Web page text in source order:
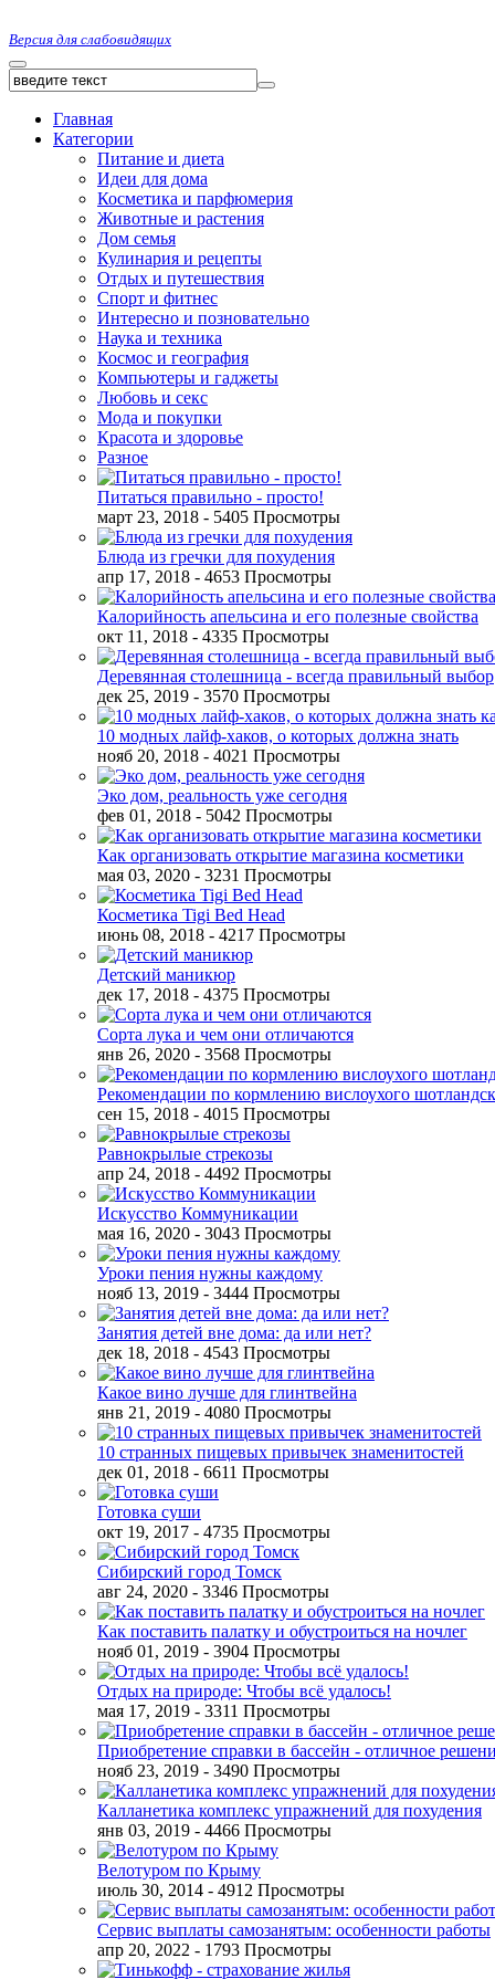
Версия для слабовидящих
Главная
Категории
Питание и диета
Идеи для дома
Косметика и парфюмерия
Животные и растения
Дом семья
Кулинария и рецепты
Отдых и путешествия
Спорт и фитнес
Интересно и позновательно
Наука и техника
Космос и география
Компьютеры и гаджеты
Любовь и секс
Мода и покупки
Красота и здоровье
Разное
Питаться правильно - просто!
март 23, 2018 - 5405 Просмотры
Блюда из гречки для похудения
апр 17, 2018 - 4653 Просмотры
Калорийность апельсина и его полезные свойства
окт 11, 2018 - 4335 Просмотры
Деревянная столешница - всегда правильный выбор
дек 25, 2019 - 3570 Просмотры
10 модных лайф-хаков, о которых должна знать
нояб 20, 2018 - 4021 Просмотры
Эко дом, реальность уже сегодня
фев 01, 2018 - 5042 Просмотры
Как организовать открытие магазина косметики
мая 03, 2020 - 3231 Просмотры
Косметика Tigi Bed Head
июнь 08, 2018 - 4217 Просмотры
Детский маникюр
дек 17, 2018 - 4375 Просмотры
Сорта лука и чем они отличаются
янв 26, 2020 - 3568 Просмотры
Рекомендации по кормлению вислоухого
сен 15, 2018 - 4015 Просмотры
Равнокрылые стрекозы
апр 24, 2018 - 4492 Просмотры
Искусство Коммуникации
мая 16, 2020 - 3043 Просмотры
Уроки пения нужны каждому
нояб 13, 2019 - 3444 Просмотры
Занятия детей вне дома: да или нет?
дек 18, 2018 - 4543 Просмотры
Какое вино лучше для глинтвейна
янв 21, 2019 - 4080 Просмотры
10 странных пищевых привычек знаменитостей
дек 01, 2018 - 6611 Просмотры
Готовка суши
окт 19, 2017 - 4735 Просмотры
Сибирский город Томск
авг 24, 2020 - 3346 Просмотры
Как поставить палатку и обустроиться на ночлег
нояб 01, 2019 - 3904 Просмотры
Отдых на природе: Чтобы всё удалось!
мая 17, 2019 - 3311 Просмотры
Приобретение справки в бассейн - отличное
нояб 23, 2019 - 3490 Просмотры
Калланетика комплекс упражнений для похудения
янв 03, 2019 - 4466 Просмотры
Велотуром по Крыму
июль 30, 2014 - 4912 Просмотры
Сервис выплаты самозанятым: особенности работы
апр 20, 2022 - 1793 Просмотры